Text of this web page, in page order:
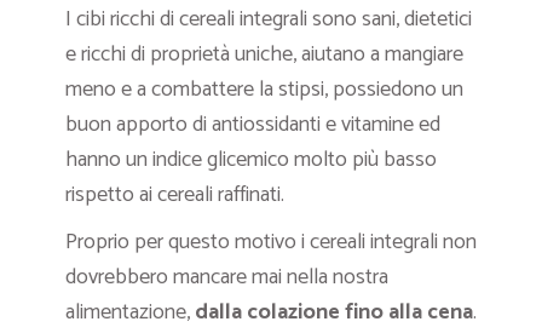
I cibi ricchi di cereali integrali sono sani, dietetici
e ricchi di proprietà uniche, aiutano a mangiare
meno e a combattere la stipsi, possiedono un
buon apporto di antiossidanti e vitamine ed
hanno un indice glicemico molto più basso
rispetto ai cereali raffinati.
Proprio per questo motivo i cereali integrali non
dovrebbero mancare mai nella nostra
alimentazione,dalla colazione fino alla cena.